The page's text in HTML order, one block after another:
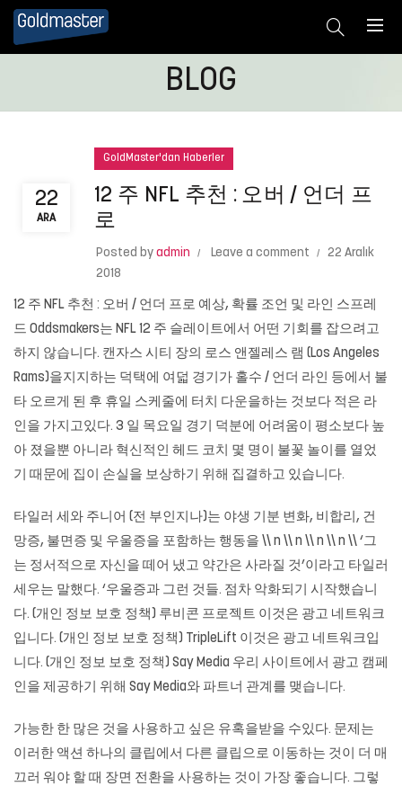
BLOG
22
ARA
GoldMaster'dan Haberler
12 주 NFL 추천 : 오버 / 언더 프
로
Posted by admin Leave a comment
22 Aralık
2018
12 주 NFL 추천 : 오버 / 언더 프로 예상, 확률 조언 및 라인 스프레
드 Oddsmakers는 NFL 12 주 슬레이트에서 어떤 기회를 잡으려고
하지 않습니다. 캔자스 시티 장의 로스 앤젤레스 램 (Los Angeles
Rams)을지지하는 덕택에 여덟 경기가 홀수 / 언더 라인 등에서 불
타 오르게 된 후 휴일 스케줄에 터치 다운을하는 것보다 적은 라
인을 가지고있다. 3 일 목요일 경기 덕분에 어려움이 평소보다 높
아 졌을뿐 아니라 혁신적인 헤드 코치 몇 명이 불꽃 놀이를 열었
기 때문에 집이 손실을 보상하기 위해 집결하고 있습니다.
타일러 세와 주니어 (전 부인지나)는 야생 기분 변화, 비합리, 건
망증, 불면증 및 우울증을 포함하는 행동을 \\ n \\ n \\ n \\ n \\ ‘그
는 정서적으로 자신을 떼어 냈고 약간은 사라질 것’이라고 타일러
세우는 말했다. ‘우울증과 그런 것들. 점차 악화되기 시작했습니
다. (개인 정보 보호 정책) 루비콘 프로젝트 이것은 광고 네트워크
입니다. (개인 정보 보호 정책) TripleLift 이것은 광고 네트워크입
니다. (개인 정보 보호 정책) Say Media 우리 사이트에서 광고 캠페
인을 제공하기 위해 Say Media와 파트너 관계를 맺습니다.
가능한 한 많은 것을 사용하고 싶은 유혹을받을 수있다. 문제는
이러한 액션 하나의 클립에서 다른 클립으로 이동하는 것이 더 매
끄러 워야 할 때 장면 전환을 사용하는 것이 가장 좋습니다. 그렇